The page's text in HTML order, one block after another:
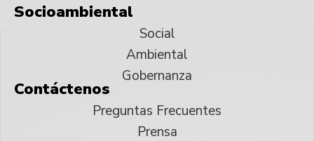
Socioambiental
Social
Ambiental
Gobernanza
Contáctenos
Preguntas Frecuentes
Prensa